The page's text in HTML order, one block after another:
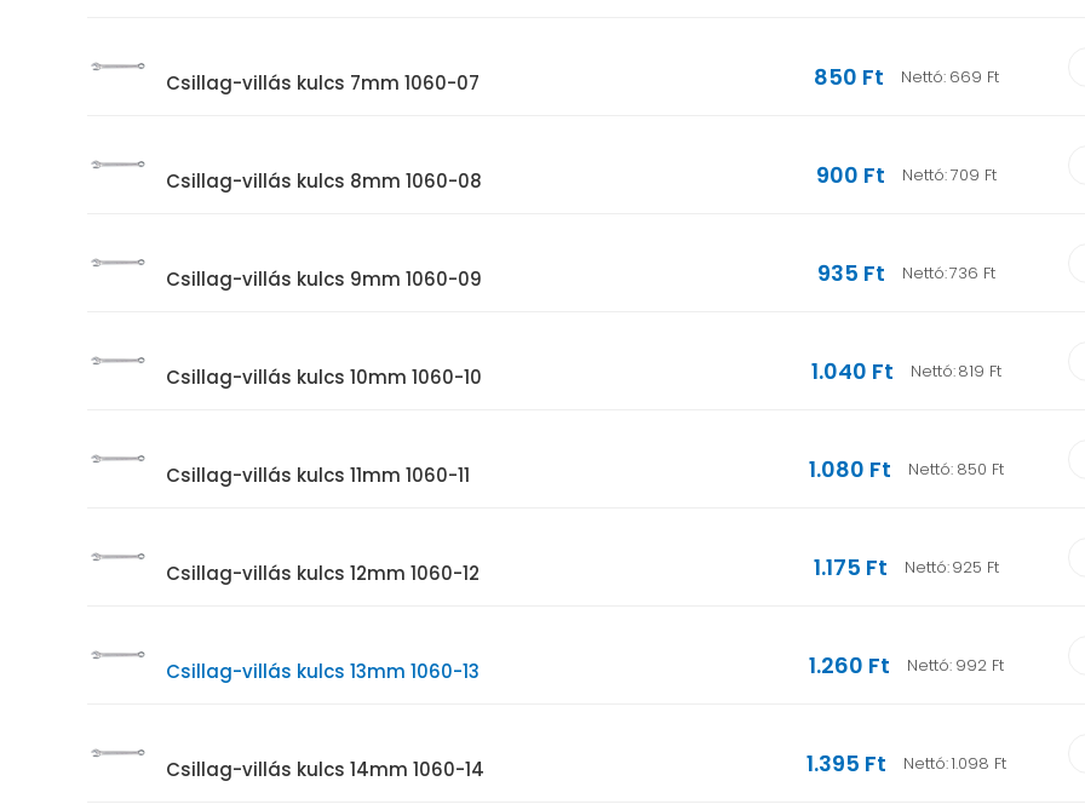
Csillag-villás kulcs 7mm 1060-07 850 Ft Nettó: 669 Ft
Csillag-villás kulcs 8mm 1060-08 900 Ft Nettó:709 Ft
Csillag-villás kulcs 9mm 1060-09 935 Ft Nettó:736 Ft
Csillag-villás kulcs 10mm 1060-10 1.040 Ft Nettó:819 Ft
Csillag-villás kulcs 11mm 1060-11 1.080 Ft Nettó: 850 Ft
Csillag-villás kulcs 12mm 1060-12 1.175 Ft Nettó:925 Ft
Csillag-villás kulcs 13mm 1060-13 1.260 Ft Nettó: 992 Ft
Csillag-villás kulcs 14mm 1060-14 1.395 Ft Nettó:1.098 Ft